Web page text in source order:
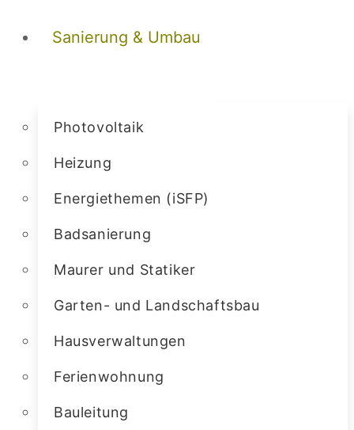
Sanierung & Umbau
Photovoltaik
Heizung
Energiethemen (iSFP)
Badsanierung
Maurer und Statiker
Garten- und Landschaftsbau
Hausverwaltungen
Ferienwohnung
Bauleitung